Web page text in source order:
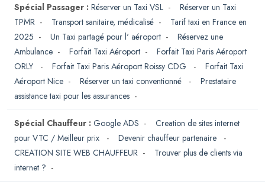
Spécial Passager : Réserver un Taxi VSL - Réserver un Taxi
TPMR - Transport sanitaire, médicalisé - Tarif taxi en France en
2025 - Un Taxi partagé pour l' aéroport - Réservez une
Ambulance - Forfait Taxi Aéroport - Forfait Taxi Paris Aéroport
ORLY
- Forfait Taxi Paris Aéroport Roissy CDG - Forfait Taxi
Aéroport Nice - Réserver un taxi conventionné - Prestataire
assistance taxi pour les assurances -
Spécial Chauffeur : Google ADS - Creation de sites internet
pour VTC / Meilleur prix
- Devenir chauffeur partenaire
-
CREATION SITE WEB CHAUFFEUR - Trouver plus de clients via
internet ? -